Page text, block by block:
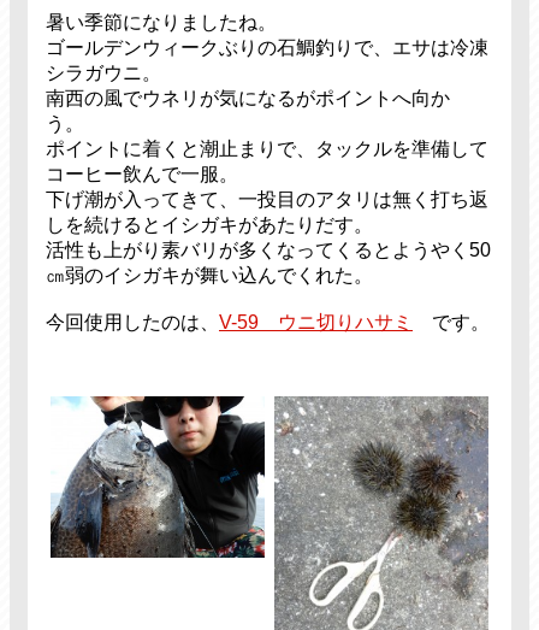
暑い季節になりましたね。
ゴールデンウィークぶりの石鯛釣りで、エサは冷凍
シラガウニ。
南西の風でウネリが気になるがポイントへ向か
う。
ポイントに着くと潮止まりで、タックルを準備して
コーヒー飲んで一服。
下げ潮が入ってきて、一投目のアタリは無く打ち返
しを続けるとイシガキがあたりだす。
活性も上がり素バリが多くなってくるとようやく50
㎝弱のイシガキが舞い込んでくれた。
今回使用したのは、 V-59 ウニ切りハサミ です。